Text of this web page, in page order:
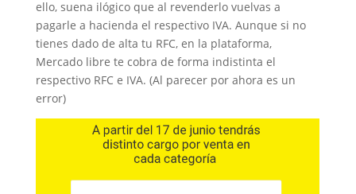
ello, suena ilógico que al revenderlo vuelvas a
pagarle a hacienda el respectivo IVA. Aunque si no
tienes dado de alta tu RFC, en la plataforma,
Mercado libre te cobra de forma indistinta el
respectivo RFC e IVA. (Al parecer por ahora es un
error)